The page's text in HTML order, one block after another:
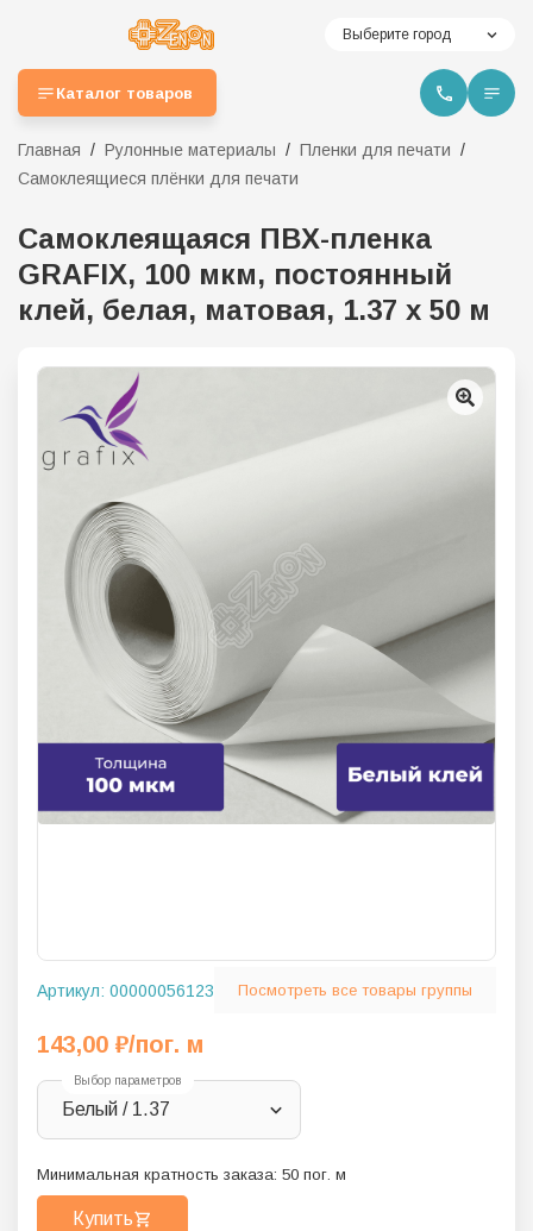
Выберите город
Каталог товаров
Главная Рулонные материалы
Пленки для печати
Самоклеящиеся плёнки для печати
Самоклеящаяся ПВХ-пленка
GRAFIX, 100 мкм, постоянный
клей, белая, матовая, 1.37 х 50 м
Артикул: 00000056123 Посмотреть все товары группы
143,00 ₽/пог. м
Выбор параметров
Белый / 1.37
Минимальная кратность заказа: 50 пог. м
Купить